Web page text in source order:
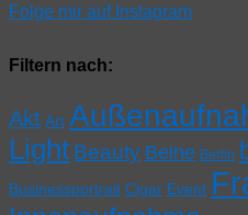
Folge mir auf Instagram
Filtern nach:
Akt Art
Light Beauty Beine Berlin
Businessportrait Cigar Event